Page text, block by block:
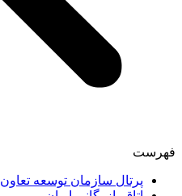
فهرست
پرتال سازمان توسعه تعاون